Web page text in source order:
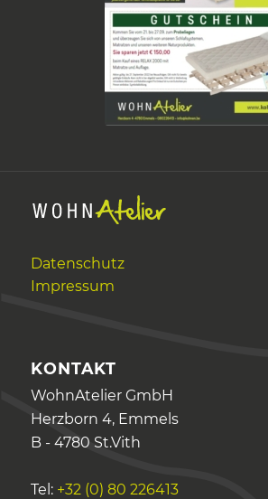
Datenschutz
Impressum
KONTAKT
WohnAtelier GmbH
Herzborn 4, Emmels
B - 4780 St.Vith
Tel: +32 (0) 80 226413